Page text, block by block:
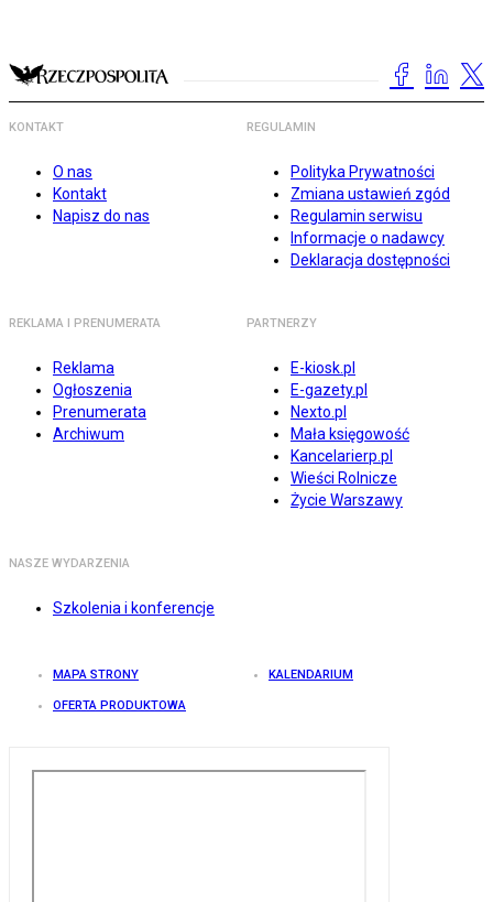
KONTAKT
O nas
Kontakt
Napisz do nas
REGULAMIN
Polityka Prywatności
Zmiana ustawień zgód
Regulamin serwisu
Informacje o nadawcy
Deklaracja dostępności
REKLAMA I PRENUMERATA
Reklama
Ogłoszenia
Prenumerata
Archiwum
PARTNERZY
E-kiosk.pl
E-gazety.pl
Nexto.pl
Mała księgowość
Kancelarierp.pl
Wieści Rolnicze
Życie Warszawy
NASZE WYDARZENIA
Szkolenia i konferencje
MAPA STRONY KALENDARIUM
OFERTA PRODUKTOWA